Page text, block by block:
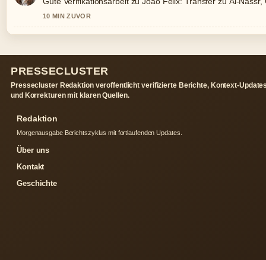
10 MIN ZUVOR
PRESSECLUSTER
Pressecluster Redaktion veroffentlicht verifizierte Berichte, Kontext-
und Korrekturen mit klaren Quellen.
Redaktion
Morgenausgabe Berichtszyklus mit fortlaufenden Updates.
Über uns
Kontakt
Geschichte